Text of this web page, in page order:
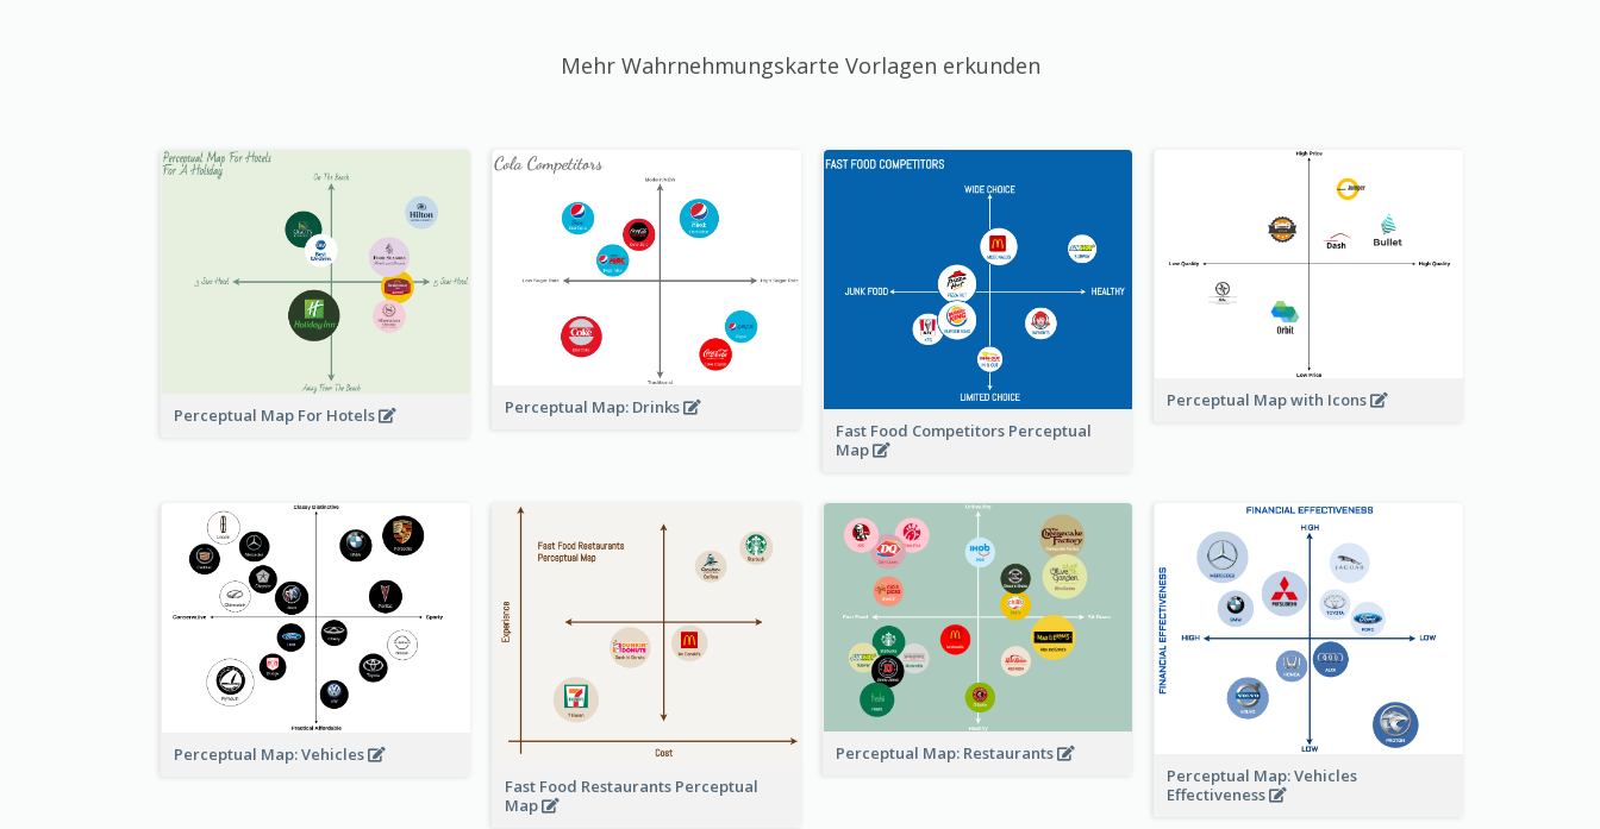
Mehr Wahrnehmungskarte Vorlagen erkunden
Perceptual Map For Hotels
Perceptual Map: Drinks
Fast Food Competitors Perceptual
Map
Perceptual Map with Icons
Perceptual Map: Vehicles
Fast Food Restaurants Perceptual
Map
Perceptual Map: Restaurants
Perceptual Map: Vehicles
Effectiveness